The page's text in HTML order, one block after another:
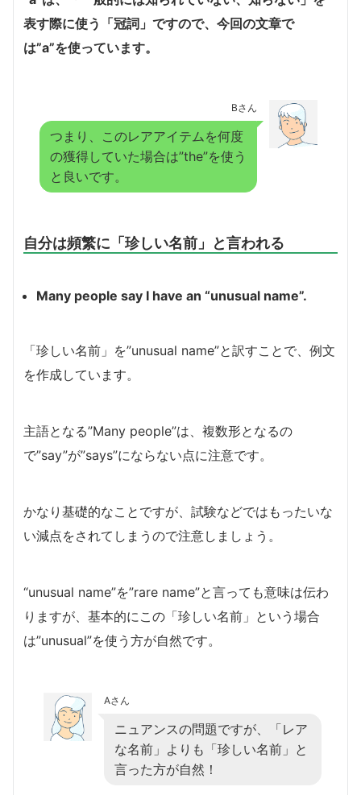
表す際に使う「冠詞」ですので、今回の文章で
は”a”を使っています。
Bさん
つまり、このレアアイテムを何度
の獲得していた場合は”the”を使う
と良いです。
自分は頻繁に「珍しい名前」と言われる
Many people say I have an “unusual name”.
「珍しい名前」を”unusual name”と訳すことで、例文
を作成しています。
主語となる”Many people”は、複数形となるの
で”say”が”says”にならない点に注意です。
かなり基礎的なことですが、試験などではもったいな
い減点をされてしまうので注意しましょう。
“unusual name”を”rare name”と言っても意味は伝わ
りますが、基本的にこの「珍しい名前」という場合
は”unusual”を使う方が自然です。
Aさん
ニュアンスの問題ですが、「レア
な名前」よりも「珍しい名前」と
言った方が自然！